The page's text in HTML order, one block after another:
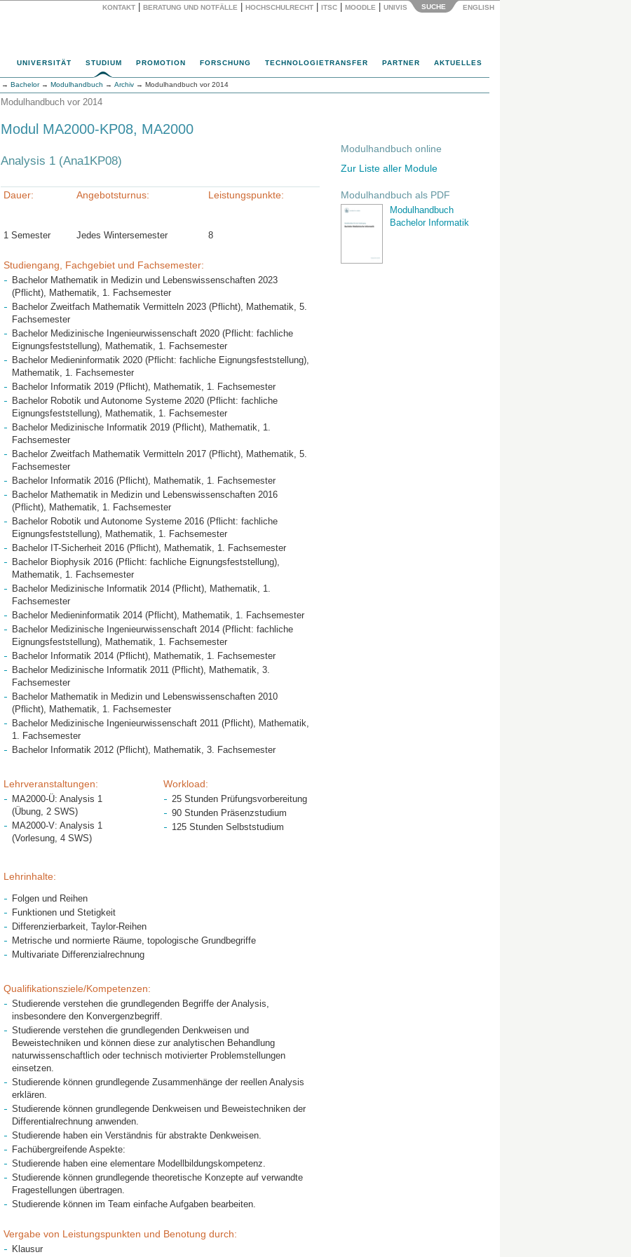
KONTAKT BERATUNG UND NOTFÄLLE HOCHSCHULRECHT ITSC MOODLE UNIVIS SUCHE ENGLISH
UNIVERSITÄT STUDIUM PROMOTION FORSCHUNG TECHNOLOGIETRANSFER PARTNER AKTUELLES
→ Bachelor→ Modulhandbuch → Archiv → Modulhandbuch vor 2014
Modulhandbuch vor 2014
Modul MA2000-KP08, MA2000
Analysis 1 (Ana1KP08)
Dauer:
1 Semester
Angebotsturnus:
Jedes Wintersemester
Leistungspunkte:
8
Studiengang, Fachgebiet und Fachsemester:
Bachelor Mathematik in Medizin und Lebenswissenschaften 2023
(Pflicht), Mathematik, 1. Fachsemester
Bachelor Zweitfach Mathematik Vermitteln 2023 (Pflicht), Mathematik, 5.
Fachsemester
Bachelor Medizinische Ingenieurwissenschaft 2020 (Pflicht: fachliche
Eignungsfeststellung), Mathematik, 1. Fachsemester
Bachelor Medieninformatik 2020 (Pflicht: fachliche Eignungsfeststellung),
Mathematik, 1. Fachsemester
Bachelor Informatik 2019 (Pflicht), Mathematik, 1. Fachsemester
Bachelor Robotik und Autonome Systeme 2020 (Pflicht: fachliche
Eignungsfeststellung), Mathematik, 1. Fachsemester
Bachelor Medizinische Informatik 2019 (Pflicht), Mathematik, 1.
Fachsemester
Bachelor Zweitfach Mathematik Vermitteln 2017 (Pflicht), Mathematik, 5.
Fachsemester
Bachelor Informatik 2016 (Pflicht), Mathematik, 1. Fachsemester
Bachelor Mathematik in Medizin und Lebenswissenschaften 2016
(Pflicht), Mathematik, 1. Fachsemester
Bachelor Robotik und Autonome Systeme 2016 (Pflicht: fachliche
Eignungsfeststellung), Mathematik, 1. Fachsemester
Bachelor IT-Sicherheit 2016 (Pflicht), Mathematik, 1. Fachsemester
Bachelor Biophysik 2016 (Pflicht: fachliche Eignungsfeststellung),
Mathematik, 1. Fachsemester
Bachelor Medizinische Informatik 2014 (Pflicht), Mathematik, 1.
Fachsemester
Bachelor Medieninformatik 2014 (Pflicht), Mathematik, 1. Fachsemester
Bachelor Medizinische Ingenieurwissenschaft 2014 (Pflicht: fachliche
Eignungsfeststellung), Mathematik, 1. Fachsemester
Bachelor Informatik 2014 (Pflicht), Mathematik, 1. Fachsemester
Bachelor Medizinische Informatik 2011 (Pflicht), Mathematik, 3.
Fachsemester
Bachelor Mathematik in Medizin und Lebenswissenschaften 2010
(Pflicht), Mathematik, 1. Fachsemester
Bachelor Medizinische Ingenieurwissenschaft 2011 (Pflicht), Mathematik,
1. Fachsemester
Bachelor Informatik 2012 (Pflicht), Mathematik, 3. Fachsemester
Lehrveranstaltungen:
MA2000-Ü: Analysis 1
(Übung, 2 SWS)
MA2000-V: Analysis 1
(Vorlesung, 4 SWS)
Workload:
25 Stunden Prüfungsvorbereitung
90 Stunden Präsenzstudium
125 Stunden Selbststudium
Lehrinhalte:
Folgen und Reihen
Funktionen und Stetigkeit
Differenzierbarkeit, Taylor-Reihen
Metrische und normierte Räume, topologische Grundbegriffe
Multivariate Differenzialrechnung
Qualifikationsziele/Kompetenzen:
Studierende verstehen die grundlegenden Begriffe der Analysis,
insbesondere den Konvergenzbegriff.
Studierende verstehen die grundlegenden Denkweisen und
Beweistechniken und können diese zur analytischen Behandlung
naturwissenschaftlich oder technisch motivierter Problemstellungen
einsetzen.
Studierende können grundlegende Zusammenhänge der reellen Analysis
erklären.
Studierende können grundlegende Denkweisen und Beweistechniken der
Differentialrechnung anwenden.
Studierende haben ein Verständnis für abstrakte Denkweisen.
Fachübergreifende Aspekte:
Studierende haben eine elementare Modellbildungskompetenz.
Studierende können grundlegende theoretische Konzepte auf verwandte
Fragestellungen übertragen.
Studierende können im Team einfache Aufgaben bearbeiten.
Vergabe von Leistungspunkten und Benotung durch:
Klausur
Modulhandbuch online
Zur Liste aller Module
Modulhandbuch als PDF
Modulhandbuch
Bachelor Informatik